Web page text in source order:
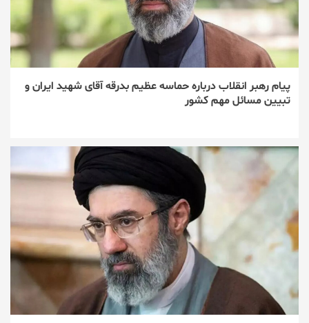
پیام رهبر انقلاب درباره حماسه عظیم بدرقه آقای شهید ایران و
تبیین مسائل مهم کشور